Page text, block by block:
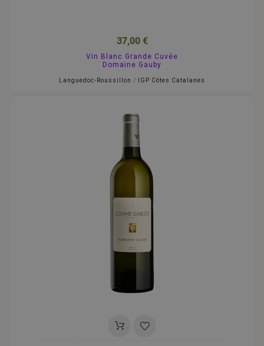
37,00 €
Vin Blanc Grande Cuvée
Domaine Gauby
Languedoc-Roussillon / IGP Côtes Catalanes